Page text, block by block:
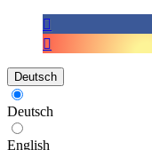
Deutsch
Deutsch
English